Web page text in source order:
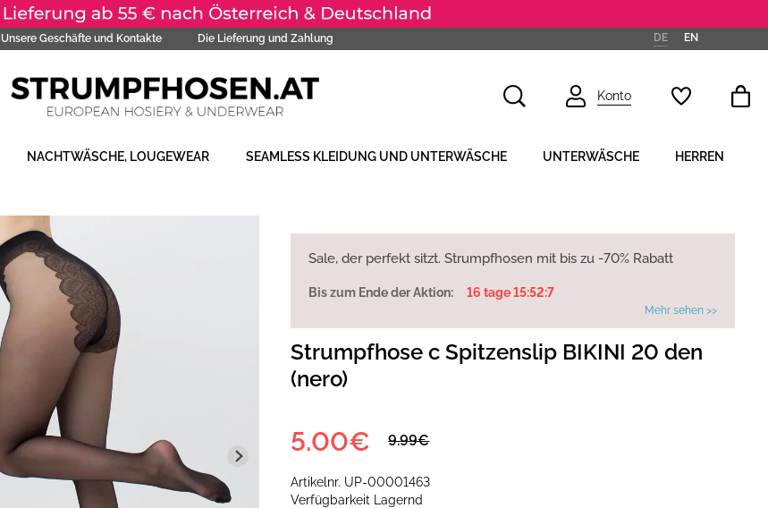
Unsere Geschäfte und Kontakte Die Lieferung und Zahlung DE EN
Konto
NACHTWÄSCHE, LOUGEWEAR SEAMLESS KLEIDUNG UND UNTERWÄSCHE UNTERWÄSCHE HERREN
Sale, der perfekt sitzt. Strumpfhosen mit bis zu -70% Rabatt
Bis zum Ende der Aktion: 16 tage 15:52:6
Mehr sehen >>
Strumpfhose с Spitzenslip BIKINI 20 den
(nero)
Artikelnr. UP-00001463
Verfügbarkeit
Lagernd
9.99€
5.00€